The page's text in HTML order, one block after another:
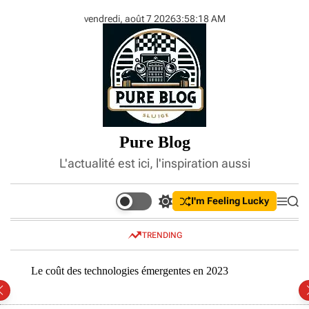
vendredi, août 7 20263:58:19 AM
Pure Blog
L'actualité est ici, l'inspiration aussi
S
w
t
c
h
c
I'm Feeling Lucky
M
e
S
e
c
TRENDING
Le coût des technologies émergentes en 2023